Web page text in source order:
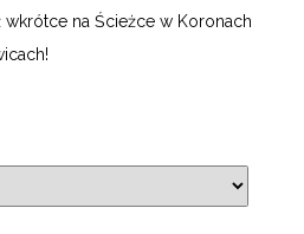
wkrótce na Ścieżce w Koronach